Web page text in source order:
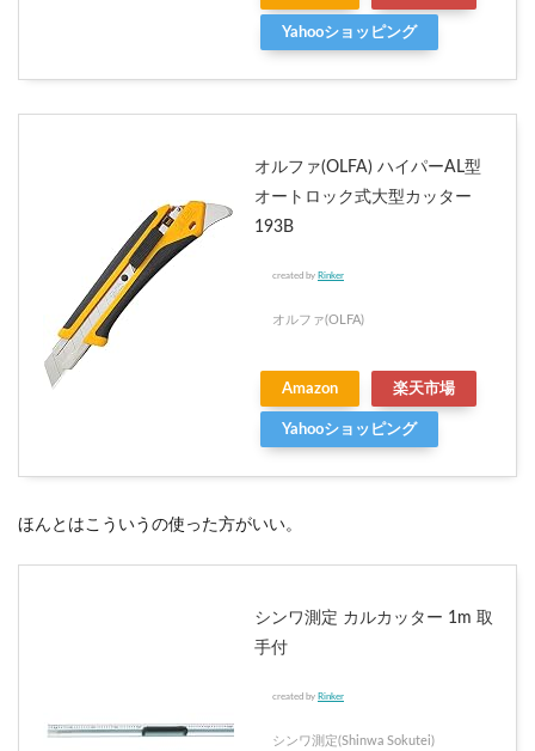
Yahooショッピング
オルファ(OLFA) ハイパーAL型
オートロック式大型カッター
193B
created by Rinker
オルファ(OLFA)
Amazon 楽天市場
Yahooショッピング
ほんとはこういうの使った方がいい。
シンワ測定 カルカッター 1m 取
手付
created by Rinker
シンワ測定(Shinwa Sokutei)